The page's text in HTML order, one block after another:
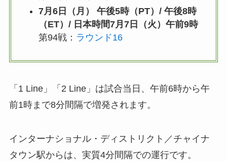
7月6日（月） 午後5時（PT）/ 午後8時
（ET）/ 日本時間7月7日（火）午前9時
第94戦： ラウンド16
「1 Line」「2 Line」は試合当日、午前6時から午
前1時まで8分間隔で増発されます。
インターナショナル・ディストリクト／チャイナ
タウン駅からは、実質4分間隔での運行です。